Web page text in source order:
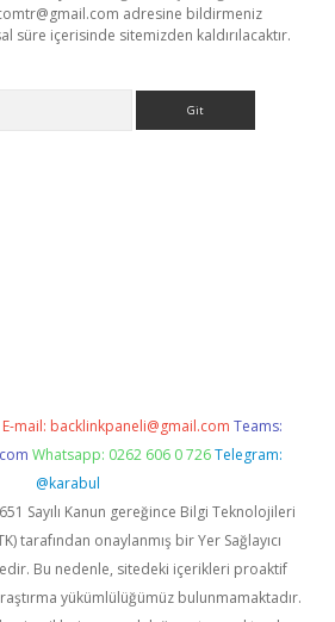
adresine bildirmeniz
süre içerisinde sitemizden kaldırılacaktır.
E-mail: backlinkpaneli@gmail.com Teams:
Whatsapp: 0262 606 0 726 Telegram:
@karabul
Sayılı Kanun gereğince Bilgi Teknolojileri
tarafından onaylanmış bir Yer Sağlayıcı
Bu nedenle, sitedeki içerikleri proaktif
yükümlülüğümüz bulunmamaktadır.